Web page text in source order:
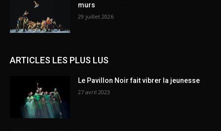
murs
29 juillet 2026
ARTICLES LES PLUS LUS
Le Pavillon Noir fait vibrer la jeunesse
27 avril 2023